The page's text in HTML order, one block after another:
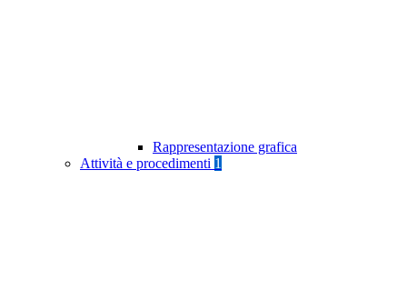
Rappresentazione grafica
Attività e procedimenti 1